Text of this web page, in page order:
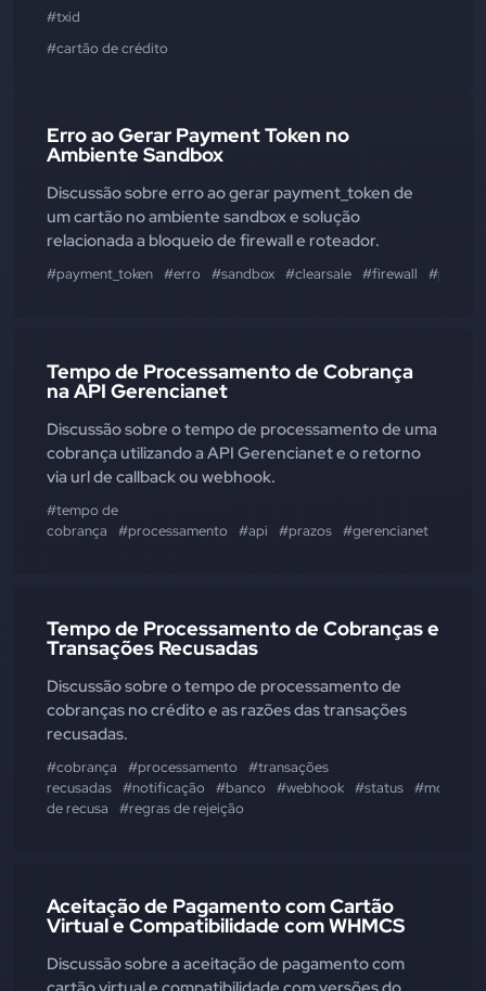
#txid
#cartão de crédito
Erro ao Gerar Payment Token no
Ambiente Sandbox
Discussão sobre erro ao gerar payment_token de
um cartão no ambiente sandbox e solução
relacionada a bloqueio de firewall e roteador.
#payment_token #erro #sandbox #clearsale #firewall
Tempo de Processamento de Cobrança
na API Gerencianet
Discussão sobre o tempo de processamento de uma
cobrança utilizando a API Gerencianet e o retorno
via url de callback ou webhook.
#tempo de
cobrança
#processamento #api #prazos #gerencianet
Tempo de Processamento de Cobranças e
Transações Recusadas
Discussão sobre o tempo de processamento de
cobranças no crédito e as razões das transações
recusadas.
#cobrança #processamento
#transações
recusadas #notificação #banco #webhook #status #motivo
de recusa
#regras de rejeição
Aceitação de Pagamento com Cartão
Virtual e Compatibilidade com WHMCS
Discussão sobre a aceitação de pagamento com